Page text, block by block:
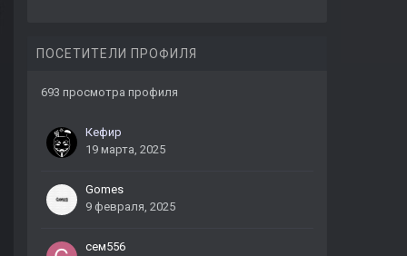
ПОСЕТИТЕЛИ ПРОФИЛЯ
693 просмотра профиля
Кефир
19 марта, 2025
Gomes
9 февраля, 2025
сем556